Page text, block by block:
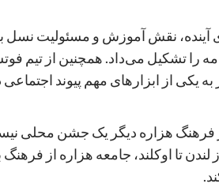
آینده، نقش آموزش و مسئولیت
را تشکیل می‌داد. همچنین از تیم
از ابزارهای مهم پیوند اجتماعی
فرهنگ هزاره دیگر یک جشن محلی
لندن تا اوکلند، جامعه هزاره از